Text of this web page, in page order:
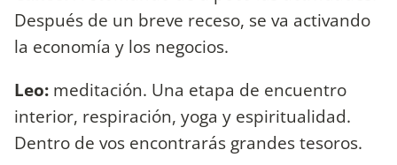
Después de un breve receso, se va activando
la economía y los negocios.
Leo: meditación. Una etapa de encuentro
interior, respiración, yoga y espiritualidad.
Dentro de vos encontrarás grandes tesoros.